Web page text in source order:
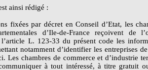
ainsi rédigé :
fixées par décret en Conseil d’Etat, les
d’Ile-de-France reçoivent de
L. 123-33 du présent code les
notamment d’identifier les entreprises
Les chambres de commerce et d’industrie
à tout intéressé, à titre gratuit